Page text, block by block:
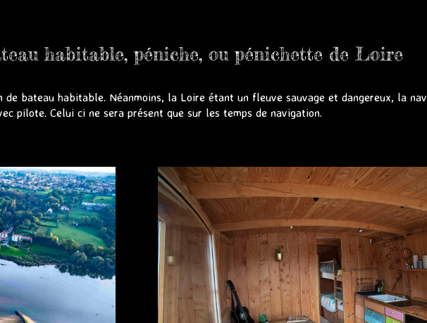
habitable, péniche, ou pénichette de Loire
bateau habitable. Néanmoins, la Loire étant un fleuve sauvage et dangereux, la
pilote. Celui ci ne sera présent que sur les temps de navigation.